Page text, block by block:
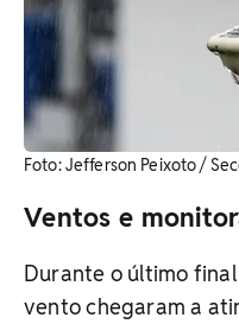
Foto: Jefferson Peixoto /
Ventos e
Durante o último
vento chegaram a